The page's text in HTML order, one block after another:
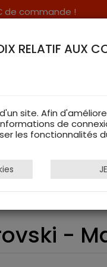
de commande !
ACCESSOIRES
-
RELATIF AUX
site. Afin
de
les fonctionnalités